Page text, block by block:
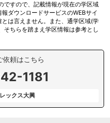
ですので、記載情報が現在の学区域
ダウンロードサービスのWEBサイ
は言えません。また、通学区域(学
そちらを踏まえ学区情報は参考とし
依頼はこちら
1181
ックス大興